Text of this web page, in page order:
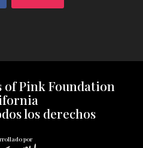
of Pink Foundation
los derechos
por